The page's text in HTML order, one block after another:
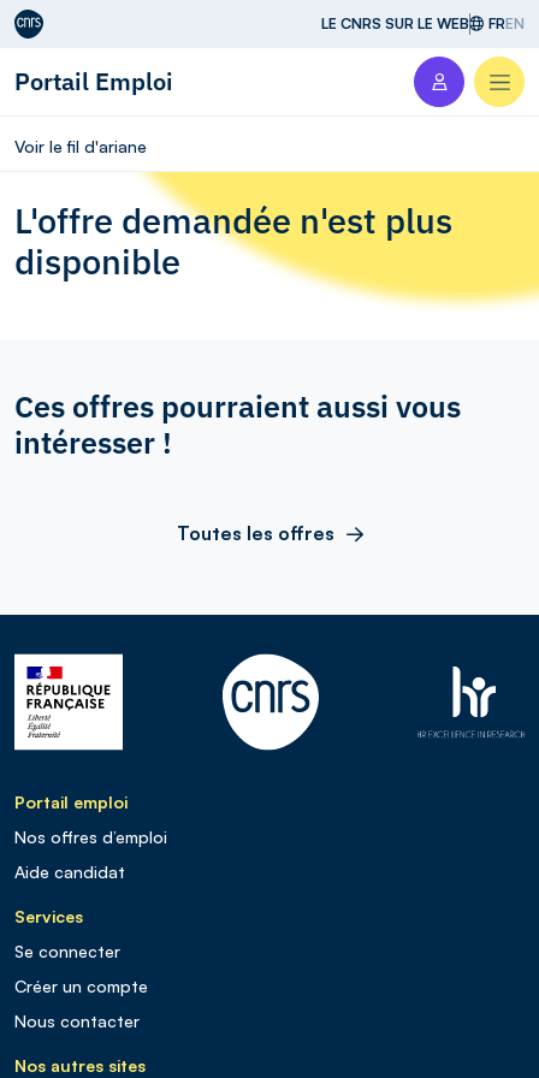
Aller au contenu LE CNRS SUR LE WEB FREN
Portail Emploi
Voir le fil d'ariane
L'offre demandée n'est plus
disponible
Ces offres pourraient aussi vous
intéresser !
Toutes les offres
Portail emploi
Nos offres d’emploi
Aide candidat
Services
Se connecter
Créer un compte
Nous contacter
Nos autres sites